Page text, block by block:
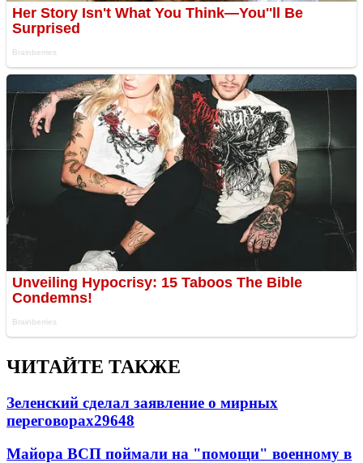
ЧИТАЙТЕ ТАКЖЕ
Зеленский сделал заявление о мирных
переговорах29648
Майора ВСП поймали на "помощи" военному в